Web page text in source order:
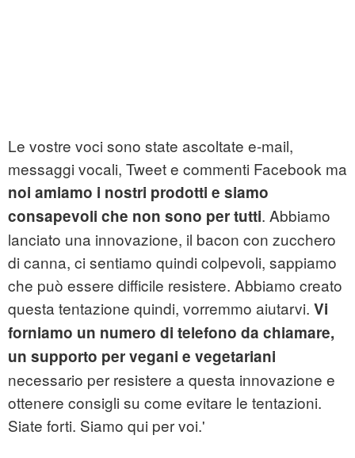
Le vostre voci sono state ascoltate e-mail,
messaggi vocali, Tweet e commenti Facebook ma
noi amiamo i nostri prodotti e siamo
consapevoli che non sono per tutti. Abbiamo
lanciato una innovazione, il bacon con zucchero
di canna, ci sentiamo quindi colpevoli, sappiamo
che può essere difficile resistere. Abbiamo creato
questa tentazione quindi, vorremmo aiutarvi. Vi
forniamo un numero di telefono da chiamare,
un supporto per vegani e vegetariani
necessario per resistere a questa innovazione e
ottenere consigli su come evitare le tentazioni.
Siate forti. Siamo qui per voi.'